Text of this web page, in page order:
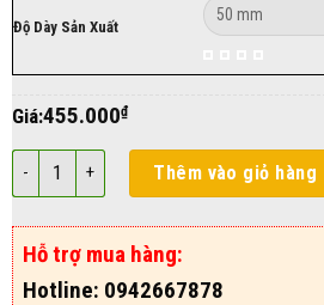
Độ Dày Sản Xuất
Giá:455.000₫
Vách Panel PU Ngàm Dấu Vít 50mm số lượng
Thêm vào giỏ hàng
Hỗ trợ mua hàng:
Hotline: 0942667878